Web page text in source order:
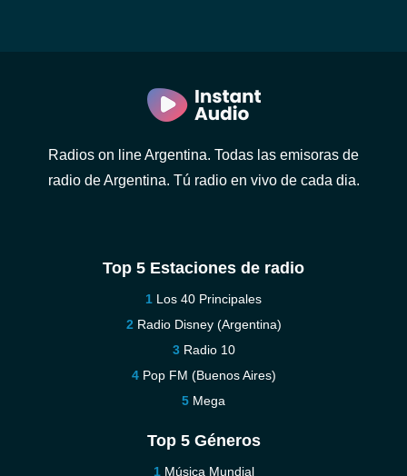
Radios on line Argentina. Todas las emisoras de
radio de Argentina. Tú radio en vivo de cada dia.
Top 5 Estaciones de radio
Los 40 Principales
Radio Disney (Argentina)
Radio 10
Pop FM (Buenos Aires)
Mega
Top 5 Géneros
Música Mundial